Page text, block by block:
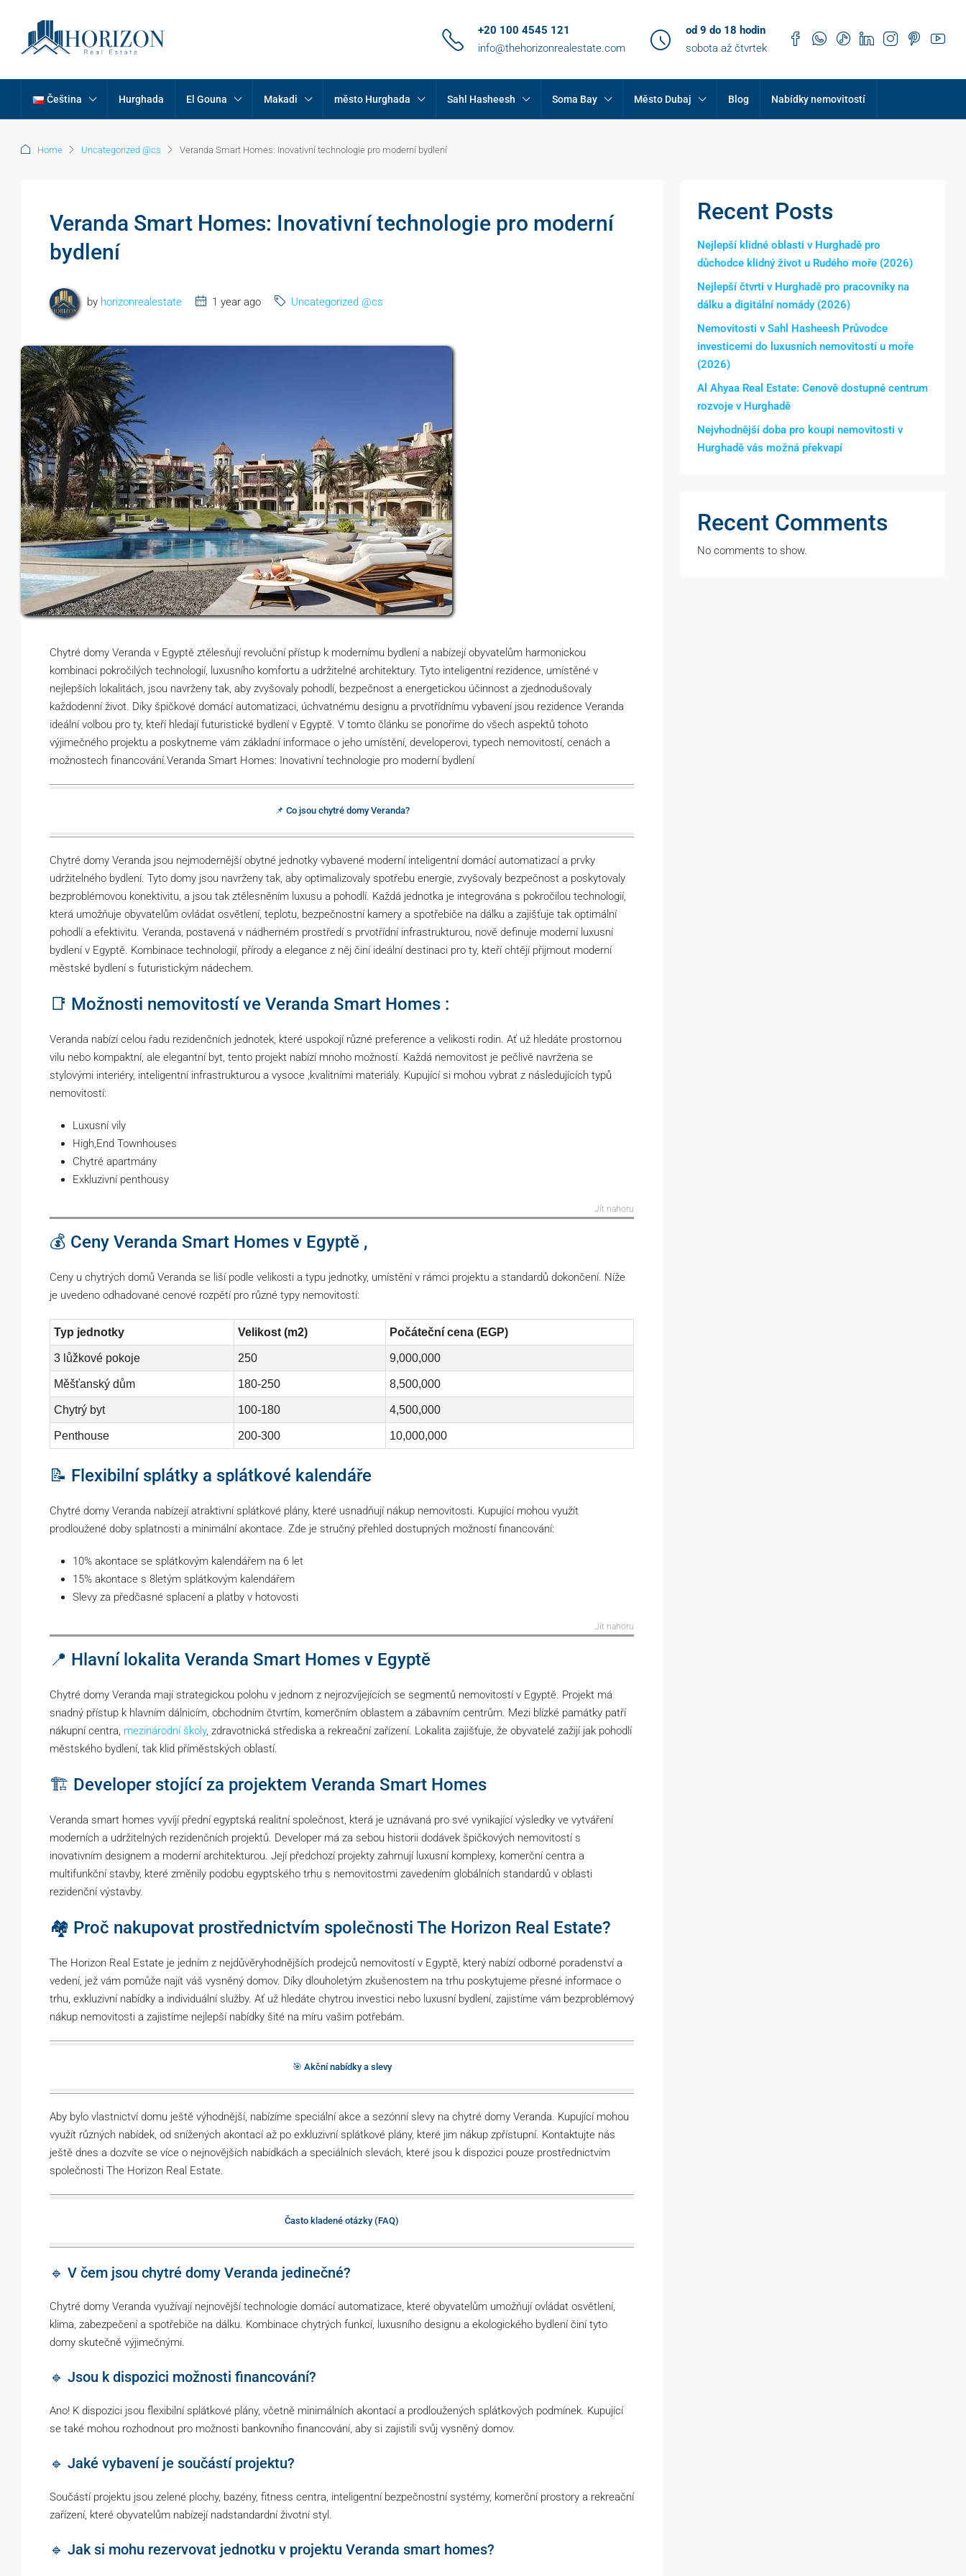
+20 100 4545 121
info@thehorizonrealestate.com
od 9 do 18 hodin
sobota až čtvrtek
Čeština Hurghada El Gouna Makadi město Hurghada Sahl Hasheesh Soma Bay Město Dubaj Blog Nabídky nemovitostí
Home Uncategorized @cs Veranda Smart Homes: Inovativní technologie pro moderní bydlení
Veranda Smart Homes: Inovativní technologie pro moderní
bydlení
by horizonrealestate 1 year ago Uncategorized @cs
Chytré domy Veranda v Egyptě ztělesňují revoluční přístup k modernímu bydlení a nabízejí obyvatelům harmonickou
kombinaci pokročilých technologií, luxusního komfortu a udržitelné architektury. Tyto inteligentní rezidence, umístěné v
nejlepších lokalitách, jsou navrženy tak, aby zvyšovaly pohodlí, bezpečnost a energetickou účinnost a zjednodušovaly
každodenní život. Díky špičkové domácí automatizaci, úchvatnému designu a prvotřídnímu vybavení jsou rezidence Veranda
ideální volbou pro ty, kteří hledají futuristické bydlení v Egyptě. V tomto článku se ponoříme do všech aspektů tohoto
výjimečného projektu a poskytneme vám základní informace o jeho umístění, developerovi, typech nemovitostí, cenách a
možnostech financování.Veranda Smart Homes: Inovativní technologie pro moderní bydlení
📌 Co jsou chytré domy Veranda?
Chytré domy Veranda jsou nejmodernější obytné jednotky vybavené moderní inteligentní domácí automatizací a prvky
udržitelného bydlení. Tyto domy jsou navrženy tak, aby optimalizovaly spotřebu energie, zvyšovaly bezpečnost a poskytovaly
bezproblémovou konektivitu, a jsou tak ztělesněním luxusu a pohodlí. Každá jednotka je integrována s pokročilou technologií,
která umožňuje obyvatelům ovládat osvětlení, teplotu, bezpečnostní kamery a spotřebiče na dálku a zajišťuje tak optimální
pohodlí a efektivitu. Veranda, postavená v nádherném prostředí s prvotřídní infrastrukturou, nově definuje moderní luxusní
bydlení v Egyptě. Kombinace technologií, přírody a elegance z něj činí ideální destinaci pro ty, kteří chtějí přijmout moderní
městské bydlení s futuristickým nádechem.
📑 Možnosti nemovitostí ve Veranda Smart Homes :
Veranda nabízí celou řadu rezidenčních jednotek, které uspokojí různé preference a velikosti rodin. Ať už hledáte prostornou
vilu nebo kompaktní, ale elegantní byt, tento projekt nabízí mnoho možností. Každá nemovitost je pečlivě navržena se
stylovými interiéry, inteligentní infrastrukturou a vysoce ,kvalitními materiály. Kupující si mohou vybrat z následujících typů
nemovitostí:
Luxusní vily
High,End Townhouses
Chytré apartmány
Exkluzivní penthousy
Jít nahoru
💰 Ceny Veranda Smart Homes v Egyptě ,
Ceny u chytrých domů Veranda se liší podle velikosti a typu jednotky, umístění v rámci projektu a standardů dokončení. Níže
je uvedeno odhadované cenové rozpětí pro různé typy nemovitostí:
Typ jednotky Velikost (m2) Počáteční cena (EGP)
3 lůžkové pokoje 250 9,000,000
Měšťanský dům 180-250 8,500,000
Chytrý byt 100-180 4,500,000
Penthouse 200-300 10,000,000
📝 Flexibilní splátky a splátkové kalendáře
Chytré domy Veranda nabízejí atraktivní splátkové plány, které usnadňují nákup nemovitosti. Kupující mohou využít
prodloužené doby splatnosti a minimální akontace. Zde je stručný přehled dostupných možností financování:
10% akontace se splátkovým kalendářem na 6 let
15% akontace s 8letým splátkovým kalendářem
Slevy za předčasné splacení a platby v hotovosti
Jít nahoru
📍 Hlavní lokalita Veranda Smart Homes v Egyptě
Chytré domy Veranda mají strategickou polohu v jednom z nejrozvíjejících se segmentů nemovitostí v Egyptě. Projekt má
snadný přístup k hlavním dálnicím, obchodním čtvrtím, komerčním oblastem a zábavním centrům. Mezi blízké památky patří
nákupní centra, mezinárodní školy, zdravotnická střediska a rekreační zařízení. Lokalita zajišťuje, že obyvatelé zažijí jak pohodlí
městského bydlení, tak klid příměstských oblastí.
🏗️ Developer stojící za projektem Veranda Smart Homes
Veranda smart homes vyvíjí přední egyptská realitní společnost, která je uznávaná pro své vynikající výsledky ve vytváření
moderních a udržitelných rezidenčních projektů. Developer má za sebou historii dodávek špičkových nemovitostí s
inovativním designem a moderní architekturou. Její předchozí projekty zahrnují luxusní komplexy, komerční centra a
multifunkční stavby, které změnily podobu egyptského trhu s nemovitostmi zavedením globálních standardů v oblasti
rezidenční výstavby.
🏘️ Proč nakupovat prostřednictvím společnosti The Horizon Real Estate?
The Horizon Real Estate je jedním z nejdůvěryhodnějších prodejců nemovitostí v Egyptě, který nabízí odborné poradenství a
vedení, jež vám pomůže najít váš vysněný domov. Díky dlouholetým zkušenostem na trhu poskytujeme přesné informace o
trhu, exkluzivní nabídky a individuální služby. Ať už hledáte chytrou investici nebo luxusní bydlení, zajistíme vám bezproblémový
nákup nemovitosti a zajistíme nejlepší nabídky šité na míru vašim potřebám.
🎯 Akční nabídky a slevy
Aby bylo vlastnictví domu ještě výhodnější, nabízíme speciální akce a sezónní slevy na chytré domy Veranda. Kupující mohou
využít různých nabídek, od snížených akontací až po exkluzivní splátkové plány, které jim nákup zpřístupní. Kontaktujte nás
ještě dnes a dozvíte se více o nejnovějších nabídkách a speciálních slevách, které jsou k dispozici pouze prostřednictvím
společnosti The Horizon Real Estate.
Často kladené otázky (FAQ)
🔹 V čem jsou chytré domy Veranda jedinečné?
Chytré domy Veranda využívají nejnovější technologie domácí automatizace, které obyvatelům umožňují ovládat osvětlení,
klima, zabezpečení a spotřebiče na dálku. Kombinace chytrých funkcí, luxusního designu a ekologického bydlení činí tyto
domy skutečně výjimečnými.
🔹 Jsou k dispozici možnosti financování?
Ano! K dispozici jsou flexibilní splátkové plány, včetně minimálních akontací a prodloužených splátkových podmínek. Kupující
se také mohou rozhodnout pro možnosti bankovního financování, aby si zajistili svůj vysněný domov.
🔹 Jaké vybavení je součástí projektu?
Součástí projektu jsou zelené plochy, bazény, fitness centra, inteligentní bezpečnostní systémy, komerční prostory a rekreační
zařízení, které obyvatelům nabízejí nadstandardní životní styl.
🔹 Jak si mohu rezervovat jednotku v projektu Veranda smart homes?
Recent Posts
Nejlepší klidné oblasti v Hurghadě pro
důchodce klidný život u Rudého moře (2026)
Nejlepší čtvrti v Hurghadě pro pracovníky na
dálku a digitální nomády (2026)
Nemovitosti v Sahl Hasheesh Průvodce
investicemi do luxusních nemovitostí u moře
(2026)
Al Ahyaa Real Estate: Cenově dostupné centrum
rozvoje v Hurghadě
Nejvhodnější doba pro koupi nemovitosti v
Hurghadě vás možná překvapí
Recent Comments
No comments to show.